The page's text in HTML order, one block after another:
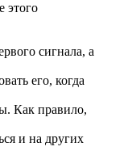
этого
сигнала, а
его, когда
Как правило,
и на других